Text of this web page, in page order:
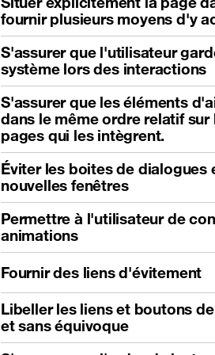
fournir plusieurs moyens d'y
S'assurer que l'utilisateur
système lors des interactions
S'assurer que les éléments
dans le même ordre relatif
pages qui les intègrent.
Éviter les boites de dialogues
nouvelles fenêtres
Permettre à l'utilisateur de
animations
Fournir des liens d'évitement
Libeller les liens et boutons
et sans équivoque